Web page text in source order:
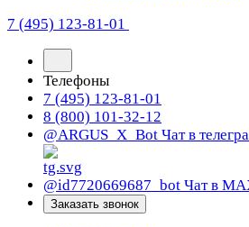
7 (495) 123-81-01
Телефоны
7 (495) 123-81-01
8 (800) 101-32-12
@ARGUS_X_Bot Чат в
@id7720669687_bot Чат в
Заказать звонок